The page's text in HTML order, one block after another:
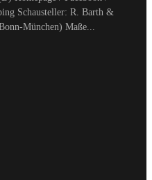
Schausteller: R. Barth &
München) Maße...